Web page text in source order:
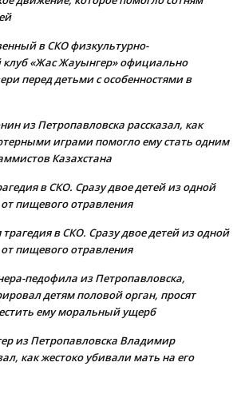
в СКО физкультурно-
«Жас Жауынгер» официально
перед детьми с особенностями в
из Петропавловска рассказал, как
играми помогло ему стать одним
Казахстана
в СКО. Сразу двое детей из одной
пищевого отравления
в СКО. Сразу двое детей из одной
пищевого отравления
педофила из Петропавловска,
детям половой орган, просят
ему моральный ущерб
из Петропавловска Владимир
как жестоко убивали мать на его